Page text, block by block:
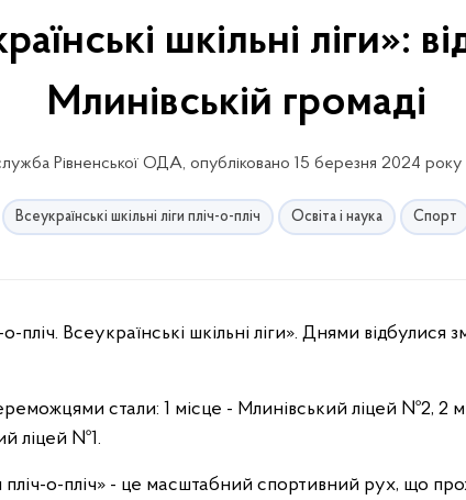
шкільні ліги»:
Млинівській громаді
Рівненської ОДА, опубліковано 15 березня 2024 року
Всеукраїнські шкільні ліги пліч-о-пліч Освіта і наука Спорт
стали: 1 місце - Млинівський ліцей №2, 2
ліцей №1.
пліч-о-пліч» - це масштабний спортивний рух, що